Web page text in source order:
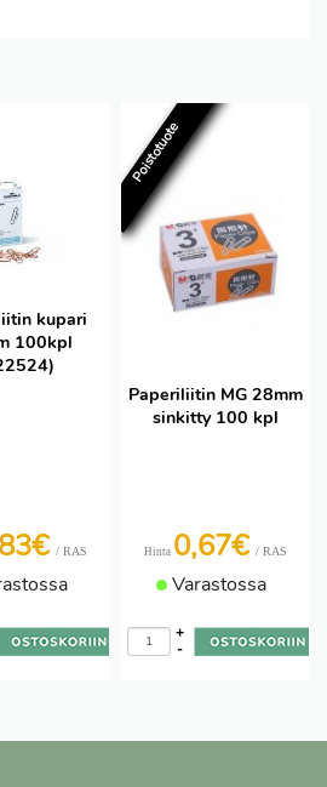
kupari
100kpl
/ RAS
Poistotuote
Paperiliitin MG 28mm
sinkitty 100 kpl
Hinta 0,67€ / RAS
Varastossa
-
+